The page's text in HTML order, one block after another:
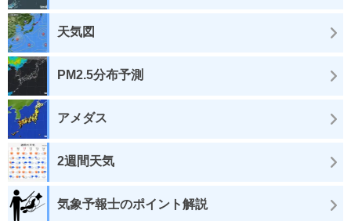
天気図
PM2.5分布予測
アメダス
2週間天気
気象予報士のポイント解説